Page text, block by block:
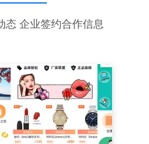
态 企业签约合作信息